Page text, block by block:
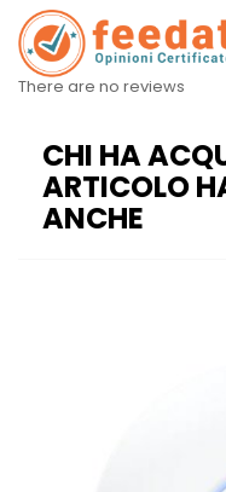
There are no reviews
CHI HA
ARTICOLO
ANCHE